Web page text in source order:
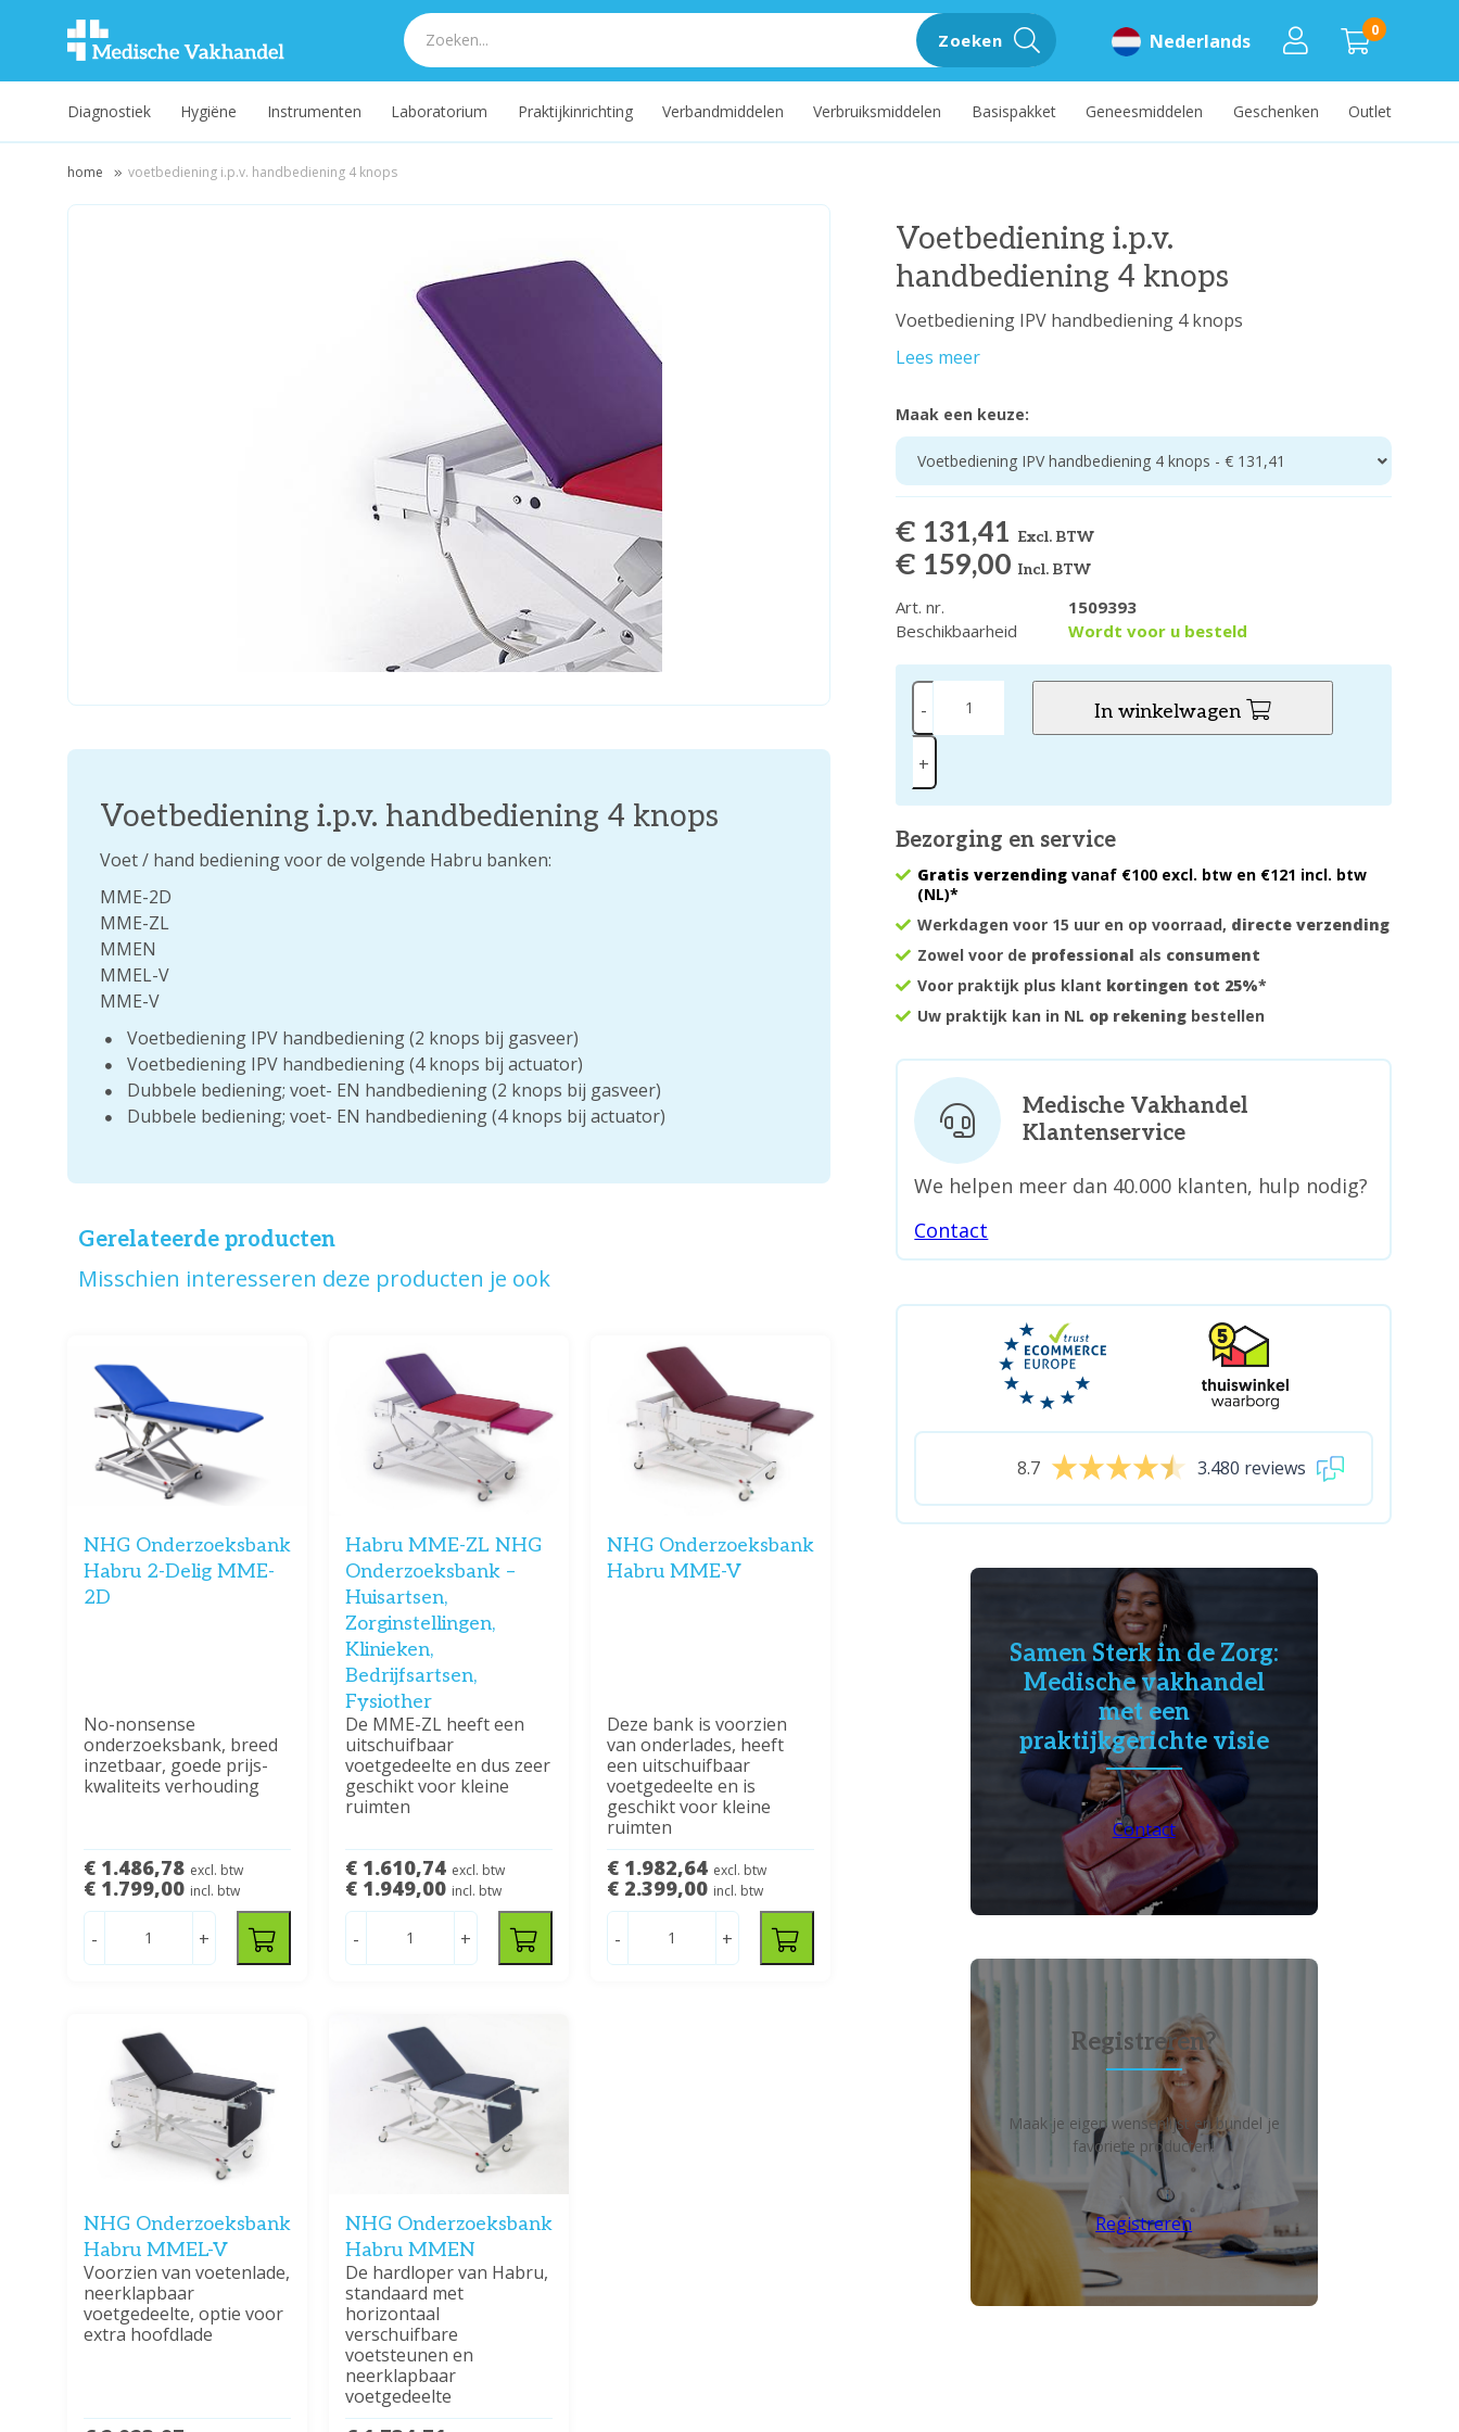
0
Nederlands
Zoeken
Diagnostiek Hygiëne Instrumenten Laboratorium Praktijkinrichting Verbandmiddelen Verbruiksmiddelen Basispakket Geneesmiddelen Geschenken Outlet
home voetbediening i.p.v. handbediening 4 knops
Voetbediening i.p.v.
handbediening 4 knops
Voetbediening IPV handbediening 4 knops
Lees meer
Maak een keuze:
Voetbediening IPV handbediening 4 knops - € 131,41
€ 131,41 Excl. BTW
€ 159,00Incl. BTW
Art. nr.
1509393
Beschikbaarheid
Wordt voor u besteld
-
+
In winkelwagen
Bezorging en service
Gratis verzending vanaf €100 excl. btw en €121 incl. btw
(NL)*
Werkdagen voor 15 uur en op voorraad, directe verzending
Zowel voor de professional als consument
Voor praktijk plus klant kortingen tot 25%*
Uw praktijk kan in NL op rekening bestellen
Voetbediening i.p.v. handbediening 4 knops
Voet / hand bediening voor de volgende Habru banken:
MME-2D
MME-ZL
MMEN
MMEL-V
MME-V
Voetbediening IPV handbediening (2 knops bij gasveer)
Voetbediening IPV handbediening (4 knops bij actuator)
Dubbele bediening; voet- EN handbediening (2 knops bij gasveer)
Dubbele bediening; voet- EN handbediening (4 knops bij actuator)
Gerelateerde producten
Misschien interesseren deze producten je ook
NHG Onderzoeksbank
Habru 2-Delig MME-
2D
No-nonsense
onderzoeksbank, breed
inzetbaar, goede prijs-
kwaliteits verhouding
€ 1.486,78 excl. btw
€ 1.799,00 incl. btw
- +
Habru MME-ZL NHG
Onderzoeksbank –
Huisartsen,
Zorginstellingen,
Klinieken,
Bedrijfsartsen,
Fysiother
De MME-ZL heeft een
uitschuifbaar
voetgedeelte en dus zeer
geschikt voor kleine
ruimten
€ 1.610,74 excl. btw
€ 1.949,00 incl. btw
- +
NHG Onderzoeksbank
Habru MME-V
Deze bank is voorzien
van onderlades, heeft
een uitschuifbaar
voetgedeelte en is
geschikt voor kleine
ruimten
€ 1.982,64 excl. btw
€ 2.399,00 incl. btw
- +
NHG Onderzoeksbank
Habru MMEL-V
Voorzien van voetenlade,
neerklapbaar
voetgedeelte, optie voor
extra hoofdlade
NHG Onderzoeksbank
Habru MMEN
De hardloper van Habru,
standaard met
horizontaal
verschuifbare
voetsteunen en
neerklapbaar
voetgedeelte
Medische Vakhandel
Klantenservice
We helpen meer dan 40.000 klanten, hulp nodig?
Contact
8.7 3.480 reviews
Samen Sterk in de Zorg:
Medische vakhandel
met een
praktijkgerichte visie
Contact
Registreren?
Maak je eigen wensenlijst en bundel je
favoriete producten!
Registreren